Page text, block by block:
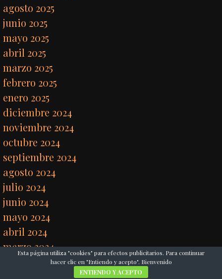
agosto 2025
junio 2025
mayo 2025
abril 2025
marzo 2025
febrero 2025
enero 2025
diciembre 2024
noviembre 2024
octubre 2024
septiembre 2024
agosto 2024
julio 2024
junio 2024
mayo 2024
abril 2024
marzo 2024
febrero 2024
Esta página utiliza "cookies" para efectos publicitarios. Para continuar
hacer clic en "Entiendo y acepto". Bienvenido
ENTIENDO Y ACEPTO